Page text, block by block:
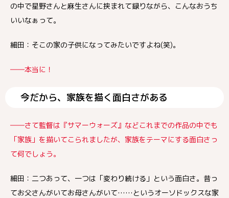
の中で星野さんと麻生さんに挟まれて録りながら、こんなおうち
いいなぁって。
細田：そこの家の子供になってみたいですよね(笑)。
――本当に！
今だから、家族を描く面白さがある
――さて監督は『サマーウォーズ』などこれまでの作品の中でも
「家族」を描いてこられましたが、家族をテーマにする面白さっ
て何でしょう。
細田：二つあって、一つは「変わり続ける」という面白さ。昔っ
てお父さんがいてお母さんがいて……というオーソドックスな家